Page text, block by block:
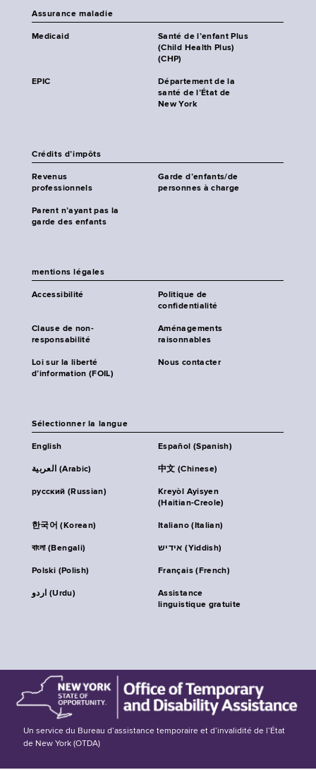
Assurance maladie
Medicaid
Santé de l’enfant Plus
(Child Health Plus)
(CHP)
EPIC
Département de la
santé de l’État de
New York
Crédits d’impôts
Revenus
professionnels
Garde d’enfants/de
personnes à charge
Parent n’ayant pas la
garde des enfants
mentions légales
Accessibilité
Politique de
confidentialité
Clause de non-
responsabilité
Aménagements
raisonnables
Loi sur la liberté
d’information (FOIL)
Nous contacter
Sélectionner la langue
English Español (Spanish)
العربية (Arabic) 中文 (Chinese)
русский (Russian)
Kreyòl Ayisyen
(Haitian-Creole)
한국어 (Korean) Italiano (Italian)
বাংলা (Bengali) אידיש (Yiddish)
Polski (Polish) Français (French)
اردو (Urdu)
Assistance
linguistique gratuite
Un service du Bureau d’assistance temporaire et d’invalidité de l’État
de New York (OTDA)